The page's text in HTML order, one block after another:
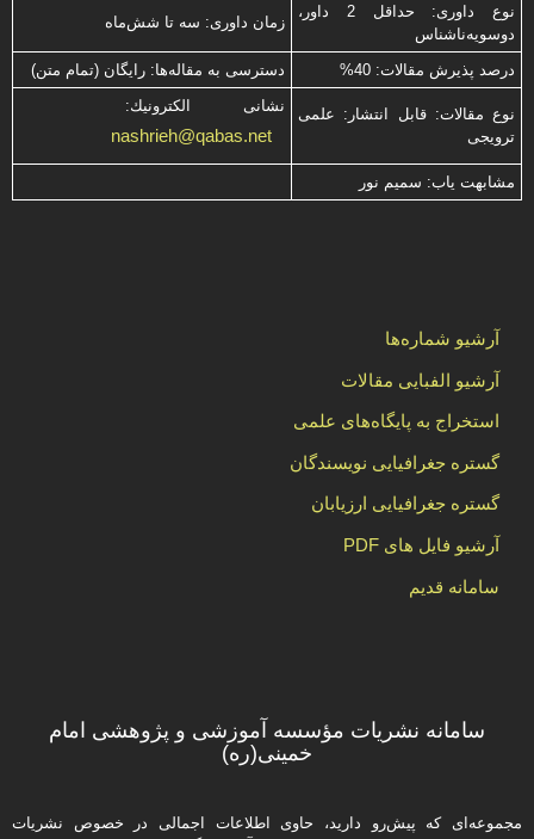
نوع داوری: حداقل 2 داور،
دوسویه‌ناشناس
زمان داوری: سه تا شش‌ماه
درصد پذیرش مقالات: 40% دسترسی به مقاله‌ها: رایگان (تمام متن)
نوع مقالات: قابل انتشار: علمی
ترویجی
نشانی الكترونیك:
nashrieh@qabas.net
مشابهت ياب: سميم نور
آرشیو شماره‌ها
آرشیو الفبایی مقالات
استخراج به پایگاه‌های علمی
گستره جغرافیایی نویسندگان
گستره جغرافیایی ارزیابان
آرشیو فایل های PDF
سامانه قدیم
سامانه نشریات مؤسسه آموزشی و پژوهشی امام
خمینی(ره)
مجموعه‌ای که پیش‌رو دارید،‌ حاوی اطلاعات اجمالی در خصوص نشریات